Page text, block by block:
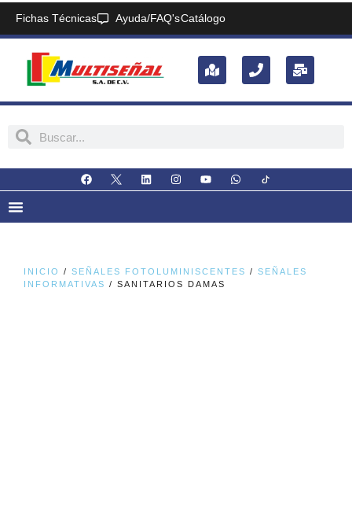
Fichas Técnicas Ayuda/FAQ'sCatálogo
INICIO / SEÑALES FOTOLUMINISCENTES / SEÑALES
INFORMATIVAS / SANITARIOS DAMAS